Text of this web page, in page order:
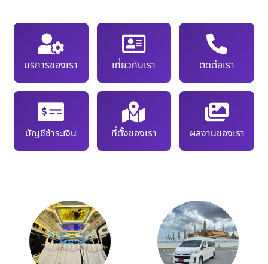
บริการของเรา เกี่ยวกับเรา ติดต่อเรา
บัญชีชำระเงิน ที่ตั้งของเรา ผลงานของเรา